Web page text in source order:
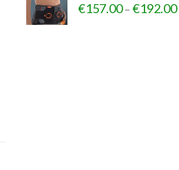
€157.00– €192.00